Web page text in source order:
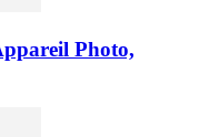
Photo,